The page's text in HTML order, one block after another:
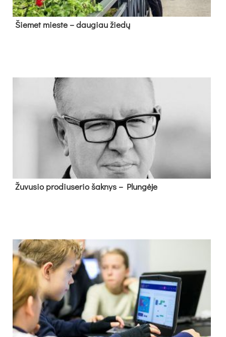
Šie­met mies­te – dau­giau žie­dų
Žu­vu­sio pro­diu­se­rio šak­nys – Plun­gė­je